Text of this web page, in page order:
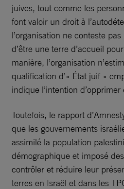
juives, tout comme les
font valoir un droit à
l’organisation ne conteste pas
d’être une terre d’accueil
manière, l’organisation
qualification d’« État juif »
indique l’intention
Toutefois, le rapport
que les gouvernements
assimilé la population
démographique et imposé
contrôler et réduire leur
terres en Israël et dans les